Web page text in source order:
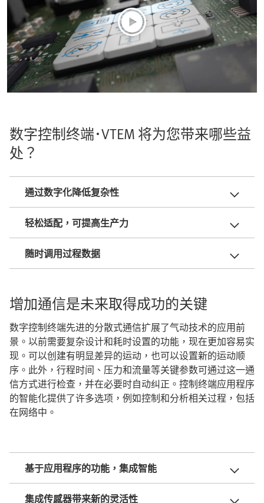
数字控制终端･VTEM 将为您带来哪些益
处？
通过数字化降低复杂性
轻松适配，可提高生产力
随时调用过程数据
增加通信是未来取得成功的关键
数字控制终端先进的分散式通信扩展了气动技术的应用前
景。以前需要复杂设计和耗时设置的功能，现在更加容易实
现。可以创建有明显差异的运动，也可以设置新的运动顺
序。此外，行程时间、压力和流量等关键参数可通过这一通
信方式进行检查，并在必要时自动纠正。控制终端应用程序
的智能化提供了许多选项，例如控制和分析相关过程，包括
在网络中。
基于应用程序的功能，集成智能
集成传感器带来新的灵活性